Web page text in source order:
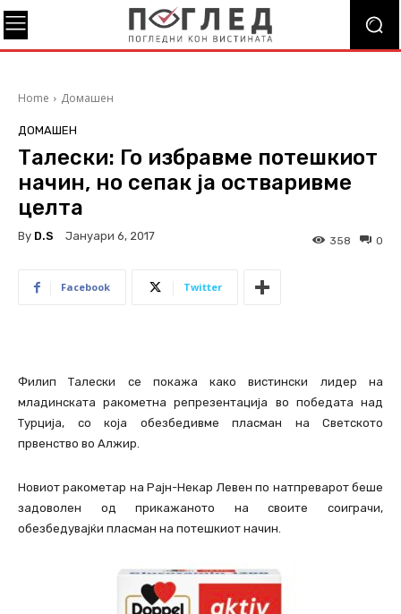
Home Домашен
ДОМАШЕН
Талески: Го избравме потешкиот
начин, но сепак ја остваривме
целта
By D.S Јануари 6, 2017 0
358
Facebook Twitter
Филип Талески се покажа како вистински лидер на
младинската ракометна репрезентација во победата над
Турција, со која обезбедивме пласман на Светското
првенство во Алжир.
Новиот ракометар на Рајн-Некар Левен по натпреварот беше
задоволен од прикажаното на своите соиграчи,
обезбедувајќи пласман на потешкиот начин.